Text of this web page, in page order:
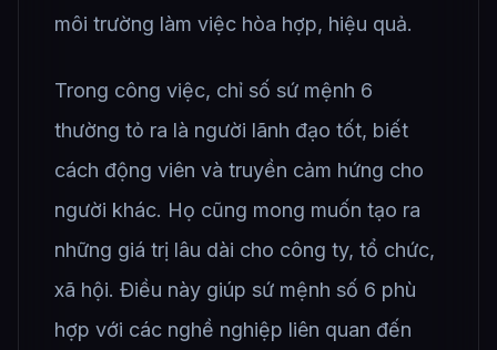
môi trường làm việc hòa hợp, hiệu quả.
Trong công việc, chỉ số sứ mệnh 6
thường tỏ ra là người lãnh đạo tốt, biết
cách động viên và truyền cảm hứng cho
người khác. Họ cũng mong muốn tạo ra
những giá trị lâu dài cho công ty, tổ chức,
xã hội. Điều này giúp sứ mệnh số 6 phù
hợp với các nghề nghiệp liên quan đến